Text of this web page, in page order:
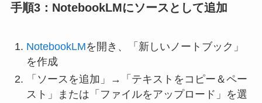
手順3：NotebookLMにソースとして追加
NotebookLMを開き、「新しいノートブック」
を作成
「ソースを追加」→「テキストをコピー＆ペー
スト」または「ファイルをアップロード」を選